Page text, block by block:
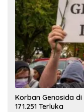
Korban Genosida di
171.251 Terluka